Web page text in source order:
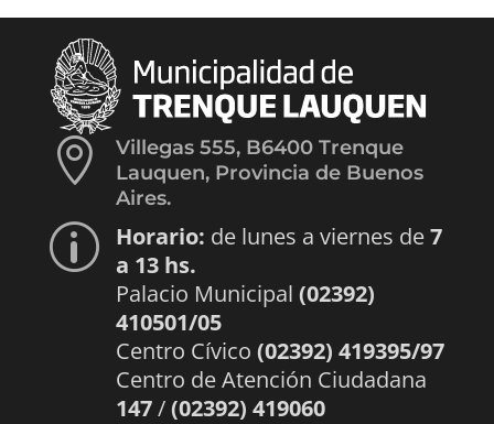

Villegas 555, B6400 Trenque
Lauquen, Provincia de Buenos
Aires.
p Horario: de lunes a viernes de7
a 13 hs.
Palacio Municipal (02392)
410501/05
Centro Cívico (02392) 419395/97
Centro de Atención Ciudadana
147/(02392) 419060